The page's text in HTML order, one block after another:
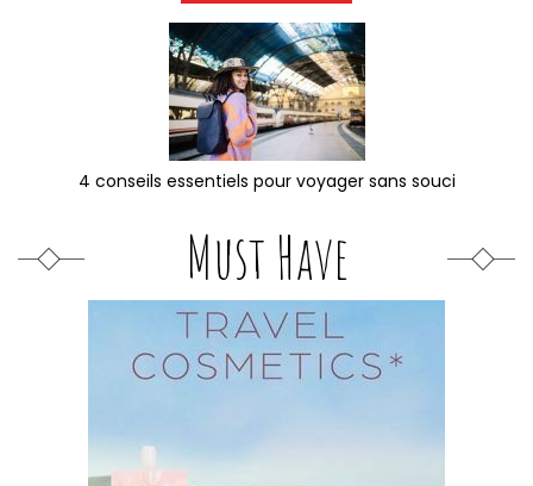
4 conseils essentiels pour voyager sans souci
Must Have